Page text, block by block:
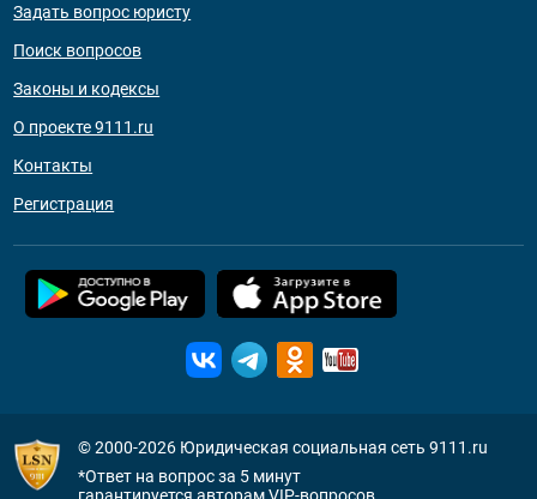
Задать вопрос юристу
Поиск вопросов
Законы и кодексы
О проекте 9111.ru
Контакты
Регистрация
© 2000-2026 Юридическая социальная сеть 9111.ru
*Ответ на вопрос за 5 минут